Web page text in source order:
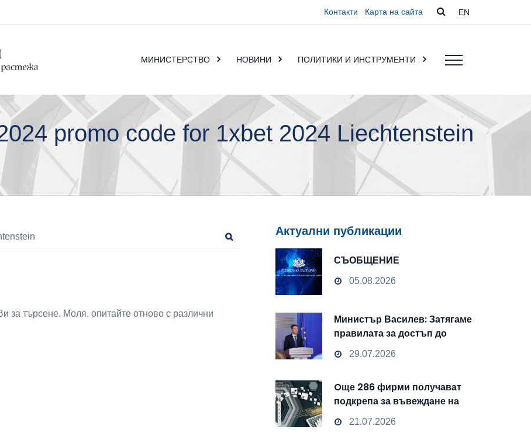
Контакти Карта на сайта EN
МИНИСТЕРСТВО НОВИНИ ПОЛИТИКИ И ИНСТРУМЕНТИ
promo code for 1xbet 2024 Liechtenstein
Search
търсене. Моля, опитайте отново с различни
Актуални публикации
СЪОБЩЕНИЕ
05.08.2026
Министър Василев: Затягаме
правилата за достъп до
чувствителни данни
29.07.2026
Oще 286 фирми получават
подкрепа за въвеждане на
изкуствен интелект и
облачни технологии
21.07.2026